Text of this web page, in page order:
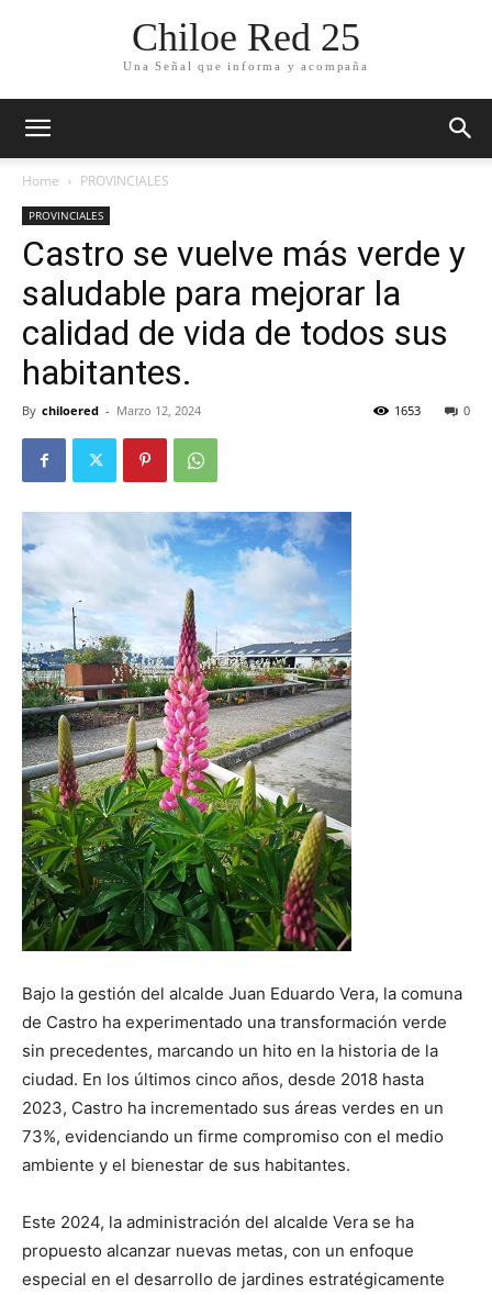
Chiloe Red 25
Una Señal que informa y acompaña
Home PROVINCIALES
PROVINCIALES
Castro se vuelve más verde y
saludable para mejorar la
calidad de vida de todos sus
habitantes.
By chiloered - Marzo 12, 2024 0
1653
Bajo la gestión del alcalde Juan Eduardo Vera, la comuna
de Castro ha experimentado una transformación verde
sin precedentes, marcando un hito en la historia de la
ciudad. En los últimos cinco años, desde 2018 hasta
2023, Castro ha incrementado sus áreas verdes en un
73%, evidenciando un firme compromiso con el medio
ambiente y el bienestar de sus habitantes.
Este 2024, la administración del alcalde Vera se ha
propuesto alcanzar nuevas metas, con un enfoque
especial en el desarrollo de jardines estratégicamente